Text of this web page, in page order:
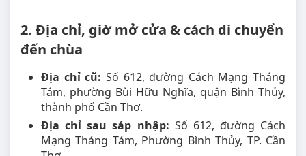
2. Địa chỉ, giờ mở cửa & cách di chuyển
đến chùa
Địa chỉ cũ: Số 612, đường Cách Mạng Tháng
Tám, phường Bùi Hữu Nghĩa, quận Bình Thủy,
thành phố Cần Thơ.
Địa chỉ sau sáp nhập: Số 612, đường Cách
Mạng Tháng Tám, Phường Bình Thủy, TP. Cần